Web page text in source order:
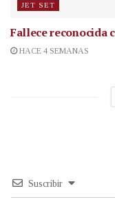
JET SET
Fallece reconocida
HACE 4 SEMANAS
Suscribir